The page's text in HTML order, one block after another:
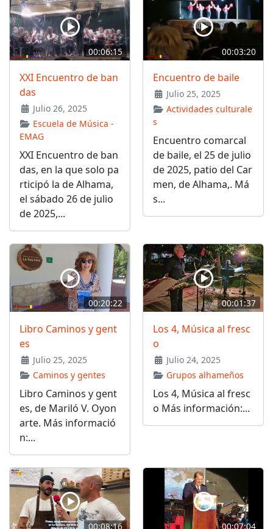
00:06:15
XXI Encuentro de ban
das
Julio 26, 2025
Escuela de Música -
EMAG
XXI Encuentro de ban
das, en la que solo pa
rticipó la de Alhama,
el sábado 26 de julio
de 2025,...
00:03:20
Encuentro de baile
Julio 25, 2025
Actividades culturale
s
Encuentro comarcal
de baile, el 25 de julio
de 2025, patio del Car
men, de Alhama,. Má
s...
00:20:22
Libro Caminos y gent
es
Julio 25, 2025
Caminos y gentes
Libro Caminos y gent
es, de Mariló V. Oyon
arte. Más informació
n:...
00:01:37
Los 4, Música al fresc
o
Julio 24, 2025
Grupos alhameños
Los 4, Música al fresc
o Más información:...
00:08:16 00:07:04